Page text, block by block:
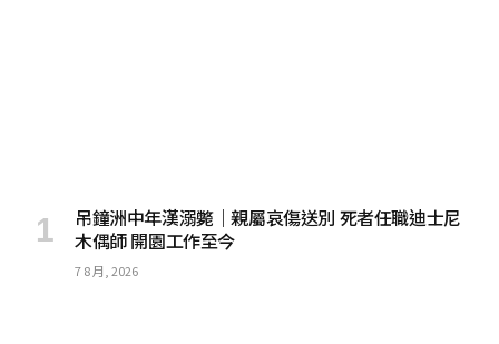
吊鐘洲中年漢溺斃｜親屬哀傷送別 死者任職迪士尼
木偶師 開園工作至今
7 8 月, 2026